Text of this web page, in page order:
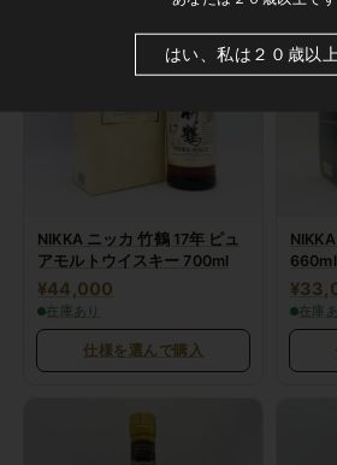
NIKKA ニッカ 竹鶴 17年 ピュ
アモルトウイスキー 700ml
¥44,000
在庫あり
仕様を選んで購入
660ml
在庫
はい、私は２０歳以